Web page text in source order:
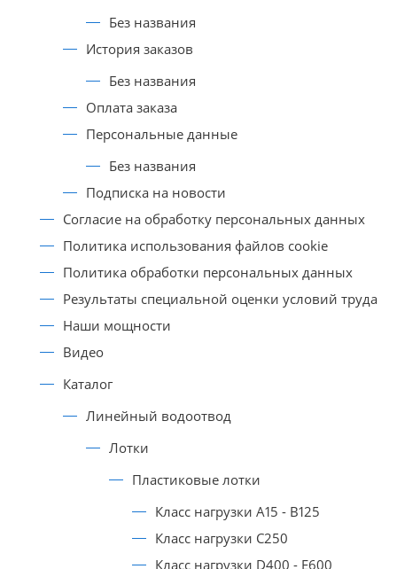
Без названия
История заказов
Без названия
Оплата заказа
Персональные данные
Без названия
Подписка на новости
Согласие на обработку персональных данных
Политика использования файлов cookie
Политика обработки персональных данных
Результаты специальной оценки условий труда
Наши мощности
Видео
Каталог
Линейный водоотвод
Лотки
Пластиковые лотки
Класс нагрузки A15 - B125
Класс нагрузки C250
Класс нагрузки D400 - E600